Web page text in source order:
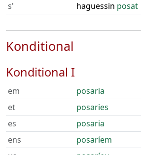
s'
haguessin posat
Konditional
Konditional I
em
posaria
et
posaries
es
posaria
ens
posaríem